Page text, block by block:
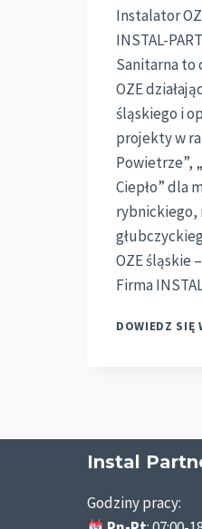
Instalator
INSTAL-
Sanitarna
OZE
śląskiego i
projekty w
Powietrze”,
Ciepło” dla
rybnickiego,
OZE śląskie
Firma
DOWIEDZ SIĘ
Instal
Godziny pracy: